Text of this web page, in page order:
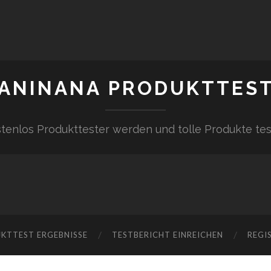
Produkttester werden und tolle Produkte
ERGEBNISSE TESTBERICHT EINREICHEN